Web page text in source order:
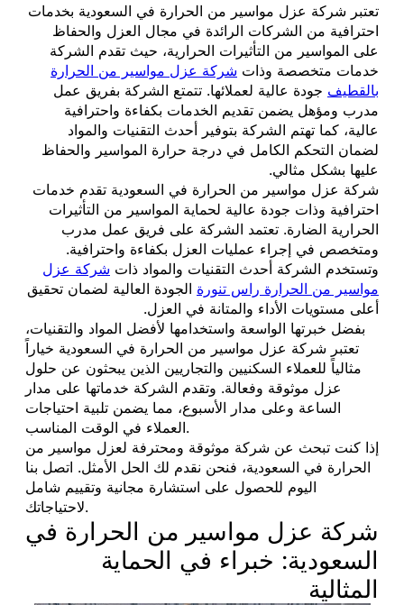
تعتبر شركة عزل مواسير من الحرارة في السعودية بخدمات
احترافية من الشركات الرائدة في مجال العزل والحفاظ
على المواسير من التأثيرات الحرارية، حيث تقدم الشركة
خدمات متخصصة وذات شركة عزل مواسير من الحرارة
بالقطيف جودة عالية لعملائها. تتمتع الشركة بفريق عمل
مدرب ومؤهل يضمن تقديم الخدمات بكفاءة واحترافية
عالية، كما تهتم الشركة بتوفير أحدث التقنيات والمواد
لضمان التحكم الكامل في درجة حرارة المواسير والحفاظ
عليها بشكل مثالي.
شركة عزل مواسير من الحرارة في السعودية تقدم خدمات
احترافية وذات جودة عالية لحماية المواسير من التأثيرات
الحرارية الضارة. تعتمد الشركة على فريق عمل مدرب
ومتخصص في إجراء عمليات العزل بكفاءة واحترافية.
وتستخدم الشركة أحدث التقنيات والمواد ذات شركة عزل
مواسير من الحرارة راس تنورة الجودة العالية لضمان تحقيق
أعلى مستويات الأداء والمتانة في العزل.
بفضل خبرتها الواسعة واستخدامها لأفضل المواد والتقنيات،
تعتبر شركة عزل مواسير من الحرارة في السعودية خياراً
مثالياً للعملاء السكنيين والتجاريين الذين يبحثون عن حلول
عزل موثوقة وفعالة. وتقدم الشركة خدماتها على مدار
الساعة وعلى مدار الأسبوع، مما يضمن تلبية احتياجات
العملاء في الوقت المناسب.
إذا كنت تبحث عن شركة موثوقة ومحترفة لعزل مواسير من
الحرارة في السعودية، فنحن نقدم لك الحل الأمثل. اتصل بنا
اليوم للحصول على استشارة مجانية وتقييم شامل
لاحتياجاتك.
شركة عزل مواسير من الحرارة في
السعودية: خبراء في الحماية
المثالية